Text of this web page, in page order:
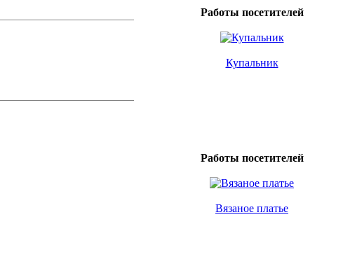
Работы посетителей
Купальник
Работы посетителей
Вязаное платье